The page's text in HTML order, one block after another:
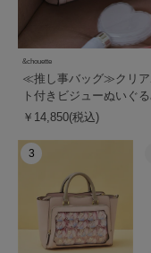
&chouette
≪推し事バッグ≫クリア
ト付きビジューぬいぐ
グ
￥14,850(税込)
3